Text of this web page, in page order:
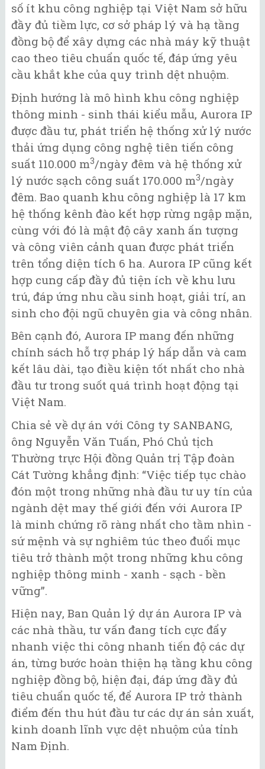
số ít khu công nghiệp tại Việt Nam sở hữu
đầy đủ tiềm lực, cơ sở pháp lý và hạ tầng
đồng bộ để xây dựng các nhà máy kỹ thuật
cao theo tiêu chuẩn quốc tế, đáp ứng yêu
cầu khắt khe của quy trình dệt nhuộm.
Định hướng là mô hình khu công nghiệp
thông minh - sinh thái kiểu mẫu, Aurora IP
được đầu tư, phát triển hệ thống xử lý nước
thải ứng dụng công nghệ tiên tiến công
suất 110.000 m3/ngày đêm và hệ thống xử
lý nước sạch công suất 170.000 m3/ngày
đêm. Bao quanh khu công nghiệp là 17 km
hệ thống kênh đào kết hợp rừng ngập mặn,
cùng với đó là mật độ cây xanh ấn tượng
và công viên cảnh quan được phát triển
trên tổng diện tích 6 ha. Aurora IP cũng kết
hợp cung cấp đầy đủ tiện ích về khu lưu
trú, đáp ứng nhu cầu sinh hoạt, giải trí, an
sinh cho đội ngũ chuyên gia và công nhân.
Bên cạnh đó, Aurora IP mang đến những
chính sách hỗ trợ pháp lý hấp dẫn và cam
kết lâu dài, tạo điều kiện tốt nhất cho nhà
đầu tư trong suốt quá trình hoạt động tại
Việt Nam.
Chia sẻ về dự án với Công ty SANBANG,
ông Nguyễn Văn Tuấn, Phó Chủ tịch
Thường trực Hội đồng Quản trị Tập đoàn
Cát Tường khẳng định: “Việc tiếp tục chào
đón một trong những nhà đầu tư uy tín của
ngành dệt may thế giới đến với Aurora IP
là minh chứng rõ ràng nhất cho tầm nhìn -
sứ mệnh và sự nghiêm túc theo đuổi mục
tiêu trở thành một trong những khu công
nghiệp thông minh - xanh - sạch - bền
vững”.
Hiện nay, Ban Quản lý dự án Aurora IP và
các nhà thầu, tư vấn đang tích cực đẩy
nhanh việc thi công nhanh tiến độ các dự
án, từng bước hoàn thiện hạ tầng khu công
nghiệp đồng bộ, hiện đại, đáp ứng đầy đủ
tiêu chuẩn quốc tế, để Aurora IP trở thành
điểm đến thu hút đầu tư các dự án sản xuất,
kinh doanh lĩnh vực dệt nhuộm của tỉnh
Nam Định.